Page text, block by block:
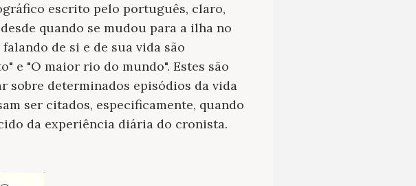
escrito pelo português, claro,
quando se mudou para a ilha no
de si e de sua vida são
e "O maior rio do mundo". Estes são
sobre determinados episódios da vida
ser citados, especificamente, quando
da experiência diária do cronista.